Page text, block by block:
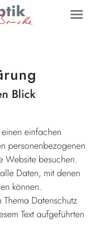
– Termin
Blick
einfachen
personenbezogenen
Website besuchen.
Daten, mit denen
können.
Datenschutz
Text aufgeführten